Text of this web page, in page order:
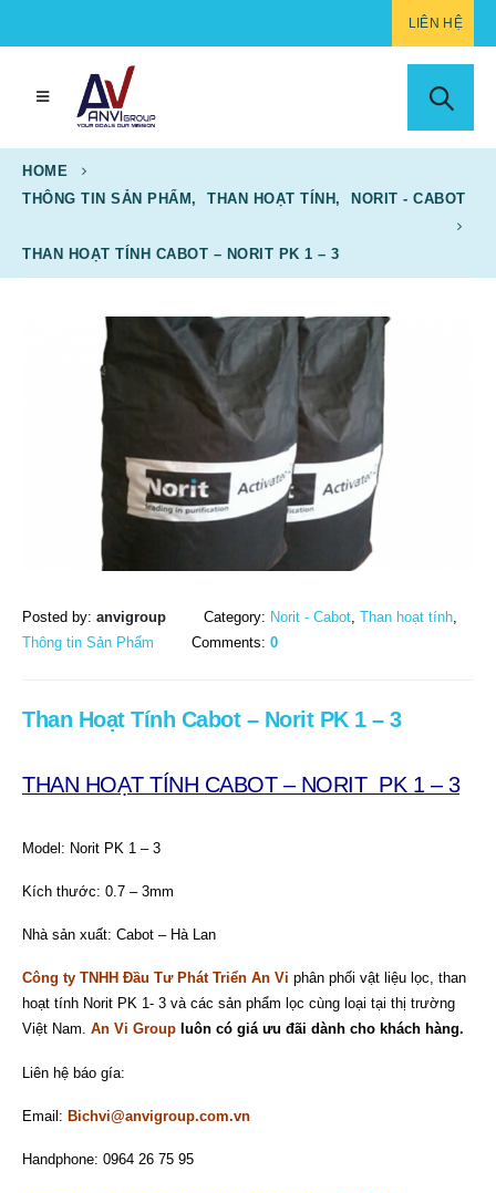
LIÊN HỆ
HOME
THÔNG TIN SẢN PHẨM , THAN HOẠT TÍNH , NORIT - CABOT
THAN HOẠT TÍNH CABOT – NORIT PK 1 – 3
Posted by: anvigroup Category: Norit - Cabot Than hoạt tính
Thông tin Sản Phẩm
Comments: 0
Than Hoạt Tính Cabot – Norit PK 1 – 3
THAN HOẠT TÍNH CABOT – NORIT PK 1 – 3
Model: Norit PK 1 – 3
Kích thước: 0.7 – 3mm
Nhà sản xuất: Cabot – Hà Lan
Công ty TNHH Đầu Tư Phát Triển An Vi phân phối vật liệu lọc, than
hoạt tính Norit PK 1- 3 và các sản phẩm lọc cùng loại tại thị trường
Việt Nam. An Vi Group luôn có giá ưu đãi dành cho khách hàng.
Liên hệ báo gía:
Email: Bichvi@anvigroup.com.vn
Handphone: 0964 26 75 95